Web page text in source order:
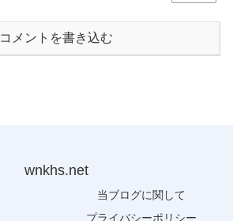
コメントを書き込む
wnkhs.net
当ブログに関して
プライバシーポリシー